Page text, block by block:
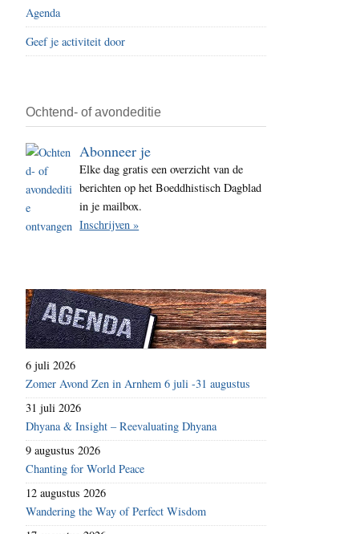
i
t
e
Agenda
Geef je activiteit door
Ochtend- of avondeditie
Abonneer je
Elke dag gratis een overzicht van de
berichten op het Boeddhistisch Dagblad
in je mailbox.
Inschrijven »
6 juli 2026
Zomer Avond Zen in Arnhem 6 juli -31 augustus
31 juli 2026
Dhyana & Insight – Reevaluating Dhyana
9 augustus 2026
Chanting for World Peace
12 augustus 2026
Wandering the Way of Perfect Wisdom